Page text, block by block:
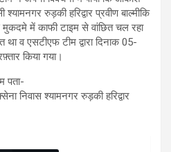
रुड़की हरिद्वार प्रवीण बाल्मीकि
में काफी टाइम से वांछित चल रहा
व एसटीएफ टीम द्वारा दिनाक 05-
किया गया।
पता-
निवास श्यामनगर रुड़की हरिद्वार